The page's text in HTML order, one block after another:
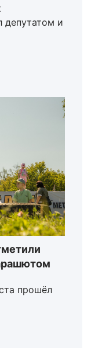
депутатом и
прошёл